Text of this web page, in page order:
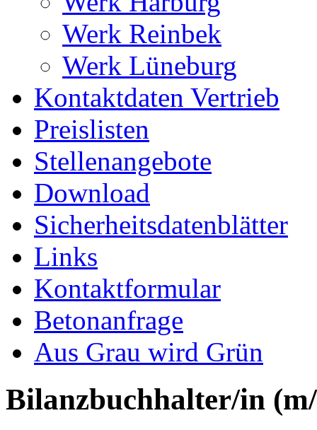
Werk Reinbek
Werk Lüneburg
Kontaktdaten Vertrieb
Preislisten
Stellenangebote
Download
Sicherheitsdatenblätter
Links
Kontaktformular
Betonanfrage
Aus Grau wird Grün
Bilanzbuchhalter/in